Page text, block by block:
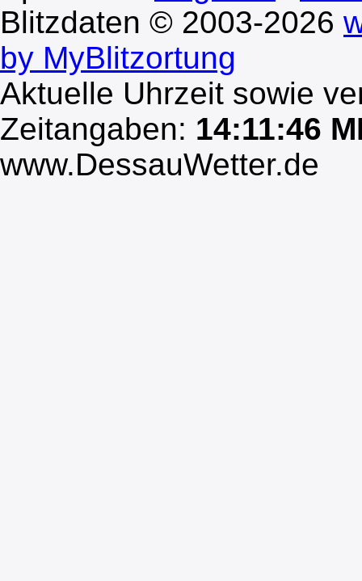
Blitzdaten © 2003-2026
by MyBlitzortung
Aktuelle Uhrzeit sowie
Zeitangaben: 14:11:46
www.DessauWetter.de